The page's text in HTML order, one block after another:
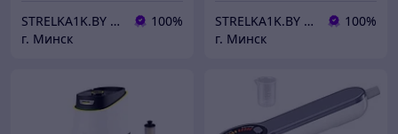
STRELKA1K.BY | Качественная бытовая техника в Вашем доме!
100%
г. Минск
STRELKA1K.BY | Качественная бытовая техника в Вашем доме!
100%
г. Минск